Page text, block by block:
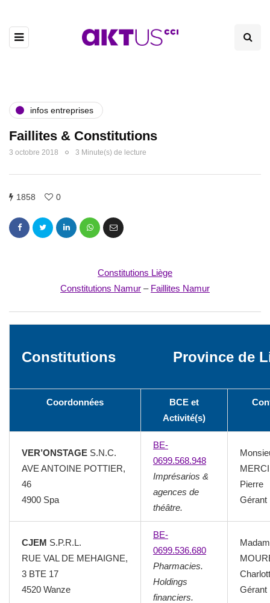
infos entreprises
Faillites & Constitutions
3 octobre 2018 3 Minute(s) de lecture
1858 0
Constitutions Liège
Constitutions Namur – Faillites Namur
Constitutions Province de
Coordonnées
BCE et
Activité(s)
VER’ONSTAGE S.N.C.
AVE ANTOINE POTTIER,
46
4900 Spa
BE-
0699.568.948
Imprésarios &
agences de
théâtre.
Pierre
Gérant
CJEM S.P.R.L.
RUE VAL DE MEHAIGNE,
3 BTE 17
4520 Wanze
BE-
0699.536.680
Pharmacies.
Holdings
financiers.
Gérant